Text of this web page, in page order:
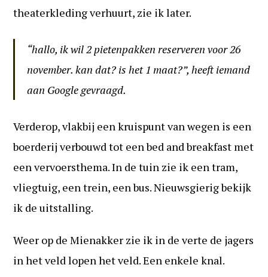
theaterkleding verhuurt, zie ik later.
“hallo, ik wil 2 pietenpakken reserveren voor 26
november. kan dat? is het 1 maat?”, heeft iemand
aan Google gevraagd.
Verderop, vlakbij een kruispunt van wegen is een
boerderij verbouwd tot een bed and breakfast met
een vervoersthema. In de tuin zie ik een tram,
vliegtuig, een trein, een bus. Nieuwsgierig bekijk
ik de uitstalling.
Weer op de Mienakker zie ik in de verte de jagers
in het veld lopen het veld. Een enkele knal.